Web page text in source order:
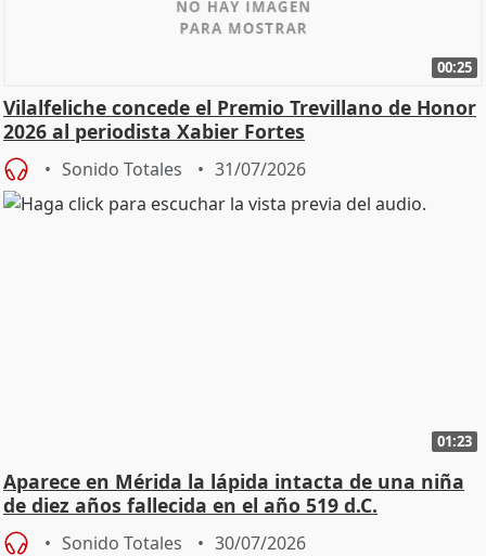
00:25
Vilalfeliche concede el Premio Trevillano de Honor
2026 al periodista Xabier Fortes
Sonido Totales 31/07/2026
01:23
Aparece en Mérida la lápida intacta de una niña
de diez años fallecida en el año 519 d.C.
Sonido Totales 30/07/2026